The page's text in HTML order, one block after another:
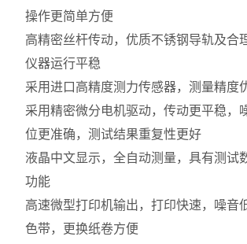
操作更简单方便
高精密丝杆传动，优质不锈钢导轨及合
仪器运行平稳
采用进口高精度测力传感器，测量精度
采用精密微分电机驱动，传动更平稳，
位更准确，测试结果重复性更好
液晶中文显示，全自动测量，具有测试
功能
高速微型打印机输出，打印快速，噪音
色带，更换纸卷方便